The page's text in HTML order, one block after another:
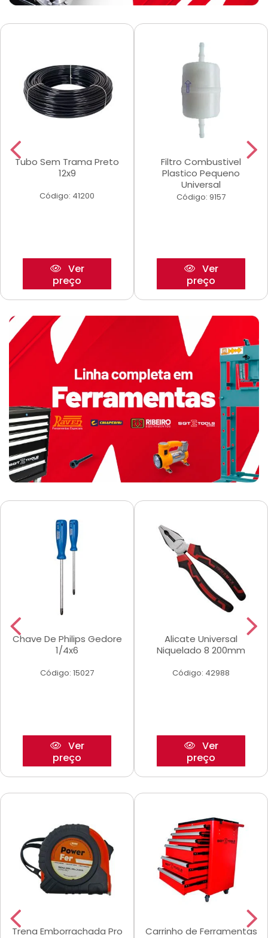
Tubo Sem Trama Preto
12x9
Código: 41200
Ver
preço
Filtro Combustivel
Plastico Pequeno
Universal
Código: 9157
Ver
preço
Chave De Philips Gedore
1/4x6
Código: 15027
Ver
preço
Alicate Universal
Niquelado 8 200mm
Código: 42988
Ver
preço
Trena Emborrachada Pro
Carrinho de Ferramentas